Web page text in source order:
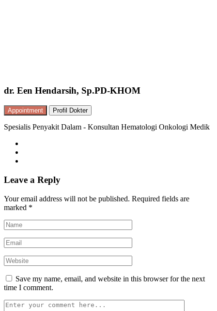
dr. Een Hendarsih, Sp.PD-KHOM
Appointment Profil Dokter
Spesialis Penyakit Dalam - Konsultan Hematologi Onkologi Medik
Leave a Reply
Your email address will not be published. Required fields are
marked *
Save my name, email, and website in this browser for the next
time I comment.